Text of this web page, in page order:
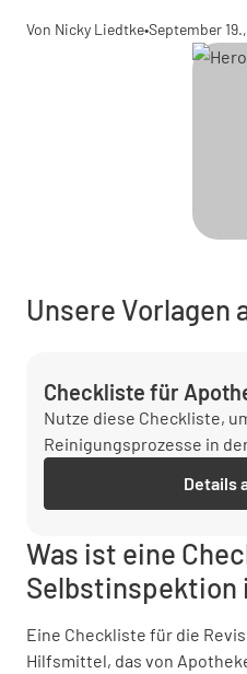
Von Nicky Liedtke•September
Unsere Vorlagen
Checkliste für
Nutze diese Checkliste,
Reinigungsprozesse in
Details
Was ist eine
Selbstinspektion
Eine Checkliste für die
Hilfsmittel, das von